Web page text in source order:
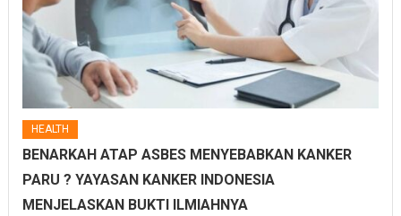
HEALTH
BENARKAH ATAP ASBES MENYEBABKAN KANKER
PARU ? YAYASAN KANKER INDONESIA
MENJELASKAN BUKTI ILMIAHNYA